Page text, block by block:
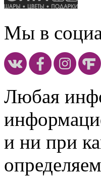
Мы в
Любая
и ни при